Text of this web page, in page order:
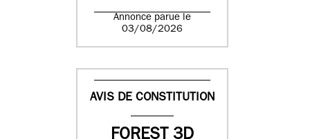
Annonce parue le
03/08/2026
AVIS DE CONSTITUTION